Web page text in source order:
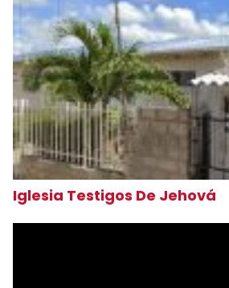
Iglesia Testigos De Jehová